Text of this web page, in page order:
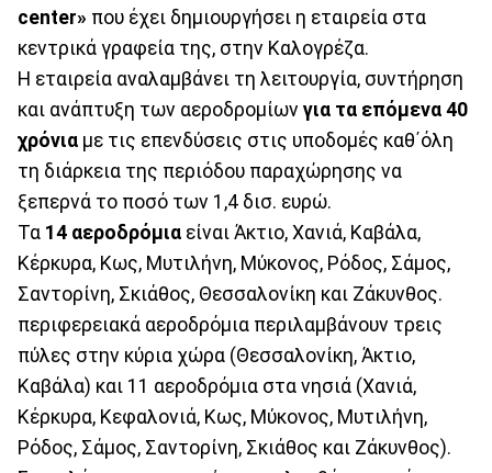
center» που έχει δημιουργήσει η εταιρεία στα
κεντρικά γραφεία της, στην Καλογρέζα.
Η εταιρεία αναλαμβάνει τη λειτουργία, συντήρηση
και ανάπτυξη των αεροδρομίων για τα επόμενα 40
χρόνια με τις επενδύσεις στις υποδομές καθ΄όλη
τη διάρκεια της περιόδου παραχώρησης να
ξεπερνά το ποσό των 1,4 δισ. ευρώ.
Τα 14 αεροδρόμια είναι Άκτιο, Χανιά, Καβάλα,
Κέρκυρα, Κως, Μυτιλήνη, Μύκονος, Ρόδος, Σάμος,
Σαντορίνη, Σκιάθος, Θεσσαλονίκη και Ζάκυνθος.
περιφερειακά αεροδρόμια περιλαμβάνουν τρεις
πύλες στην κύρια χώρα (Θεσσαλονίκη, Άκτιο,
Καβάλα) και 11 αεροδρόμια στα νησιά (Χανιά,
Κέρκυρα, Κεφαλονιά, Κως, Μύκονος, Μυτιλήνη,
Ρόδος, Σάμος, Σαντορίνη, Σκιάθος και Ζάκυνθος).